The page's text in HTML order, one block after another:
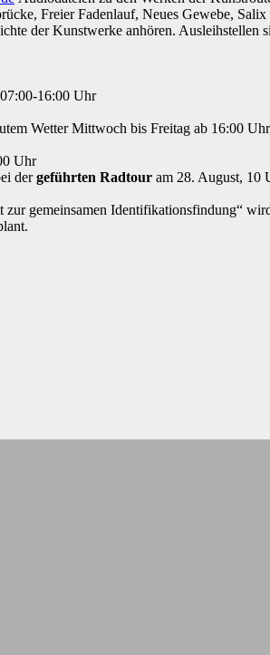
Freier Fadenlauf, Neues Gewebe,
der Kunstwerke anhören.
16:00 Uhr
Wetter Mittwoch bis Freitag ab 16:00
Uhr
dergeführten Radtour am 28. August, 10
gemeinsamen Identifikationsfindung“